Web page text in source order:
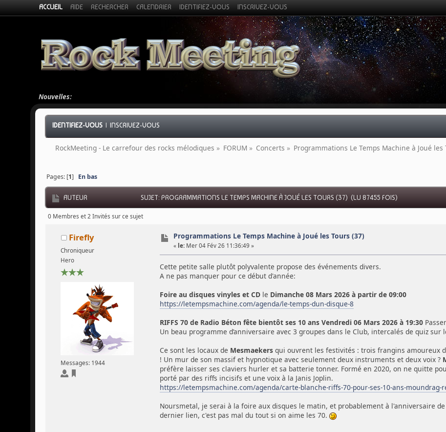
ACCUEIL AIDE RECHERCHER CALENDRIER IDENTIFIEZ-VOUS INSCRIVEZ-VOUS
Nouvelles:
IDENTIFIEZ-VOUS |INSCRIVEZ-VOUS
RockMeeting - Le carrefour des rocks mélodiques » FORUM » Concerts » Programmations Le Temps Machine à Joué les
Pages: [1] En bas
AUTEUR SUJET: PROGRAMMATIONS LE TEMPS MACHINE À JOUÉ LES TOURS (37) (LU 87455 FOIS)
0 Membres et 2 Invités sur ce sujet
Firefly
Chroniqueur
Hero
Messages: 1944
Programmations Le Temps Machine à Joué les Tours (37)
« le: Mer 04 Fév 26 11:36:49 »
Cette petite salle plutôt polyvalente propose des événements divers.
A ne pas manquer pour ce début d'année:
Foire au disques vinyles et CDle Dimanche 08 Mars 2026 à partir de 09:00
https://letempsmachine.com/agenda/le-temps-dun-disque-8
RIFFS 70 de Radio Béton fête bientôt ses 10 ans Vendredi 06 Mars 2026 à 19:30
Un beau programme d’anniversaire avec 3 groupes dans le Club, intercalés de quiz sur
Ce sont les locaux de Mesmaekersqui ouvrent les festivités : trois frangins amoureux
! Un mur de son massif et hypnotique avec seulement deux instruments et deux voix ?
préfère laisser ses claviers hurler et sa batterie tonner. Formé en 2020, on ne quitte
porté par des riffs incisifs et une voix à la Janis Joplin.
https://letempsmachine.com/agenda/carte-blanche-riffs-70-pour-ses-10-ans-moundrag-
Noursmetal, je serai à la foire aux disques le matin, et probablement à l'anniversaire
dernier lien, c'est pas mal du tout si on aime les 70.